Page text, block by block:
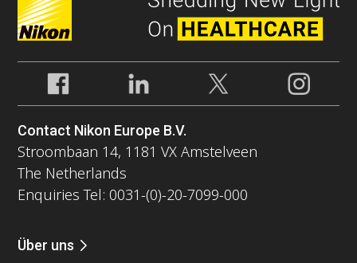
Contact Nikon Europe B.V.
Stroombaan 14, 1181 VX Amstelveen
The Netherlands
Enquiries Tel: 0031-(0)-20-7099-000
Über uns